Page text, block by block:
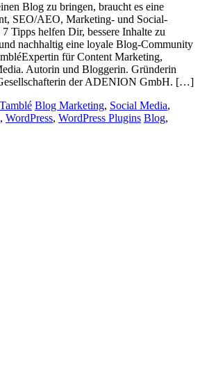
Blog zu bringen, braucht es eine
SEO/AEO, Marketing- und Social-
Tipps helfen Dir, bessere Inhalte zu
nachhaltig eine loyale Blog-Community
für Content Marketing,
Autorin und Bloggerin. Gründerin
der ADENION GmbH. […]
Blog Marketing, Social Media,
, WordPress, WordPress Plugins Blog,